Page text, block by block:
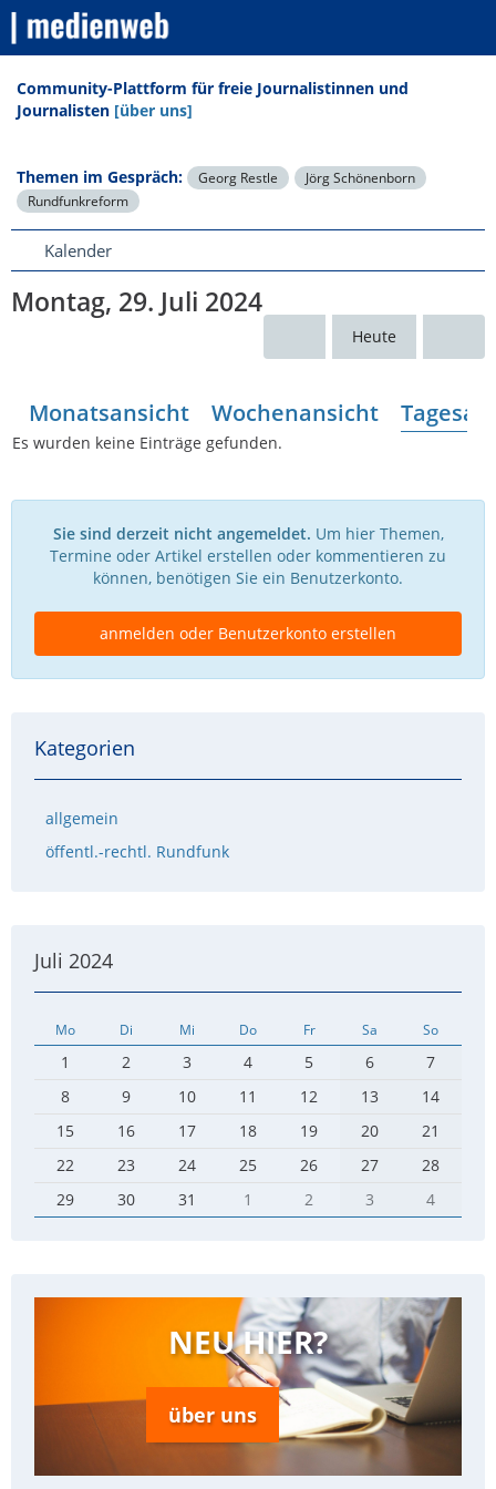
Community-Plattform für freie Journalistinnen und
Journalisten [über uns]
Themen im Gespräch: Georg Restle
Jörg Schönenborn
Rundfunkreform
Kalender
Montag, 29. Juli 2024
Heute
Monatsansicht Wochenansicht
Es wurden keine Einträge gefunden.
Sie sind derzeit nicht angemeldet. Um hier Themen,
Termine oder Artikel erstellen oder kommentieren zu
können, benötigen Sie ein Benutzerkonto.
anmelden oder Benutzerkonto erstellen
Kategorien
allgemein
öffentl.-rechtl. Rundfunk
Juli 2024
Mo Di Mi Do Fr Sa So
1 2 3 4 5 6
7
8
9 10 11 12 13
14
15
16 17 18 19 20
21
22
23 24 25 26 27
28
29
30 31 1 2 3 4
NEU HIER?
über uns